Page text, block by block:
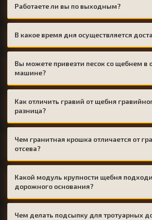
Работаете ли вы по выходным?
В какое время дня осуществляется
Вы можете привезти песок со щебнем в
машине?
Как отличить гравий от щебня
разница?
Чем гранитная крошка отличается от
отсева?
Какой модуль крупности щебня
дорожного основания?
Чем делать подсыпку для тротуарных